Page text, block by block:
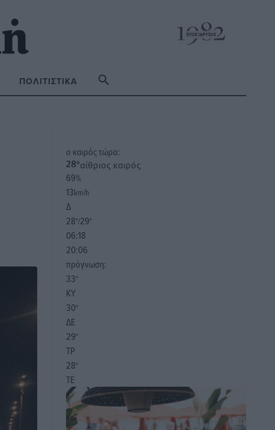
ΠΟΛΙΤΙΣΤΙΚΆ
o καιρός τώρα:
28°αίθριος καιρός
69%
13km/h
Δ
28°/29°
06:18
20:06
πρόγνωση:
33°
ΚΥ
30°
ΔΕ
29°
ΤΡ
28°
ΤΕ